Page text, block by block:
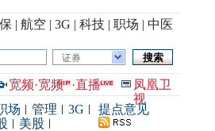
| 航空 | 3G | 科技| 职场 | 中医
证券
宽频·宽频 ·直播
凤凰卫
视
场 管理
3G
美股
提点意见